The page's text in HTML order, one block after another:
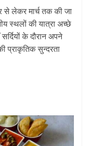
से लेकर मार्च तक की जा
स्थलों की यात्रा अच्छे
के दौरान अपने
प्राकृतिक सुन्दरता